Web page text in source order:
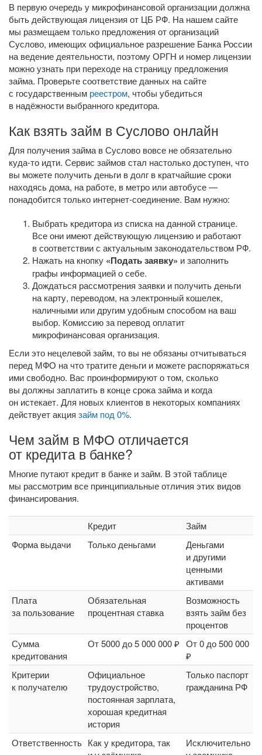
В первую очередь у микрофинансовой организации должна
быть действующая лицензия от ЦБ РФ. На нашем сайте
мы размещаем только предложения от организаций
Суслово, имеющих официальное разрешение Банка России
на ведение деятельности, поэтому ОРГН и номер лицензии
можно узнать при переходе на страницу предложения
займа. Проверьте соответствие данных на сайте
с государственным реестром, чтобы убедиться
в надёжности выбранного кредитора.
Как взять займ в Суслово онлайн
Для получения займа в Суслово вовсе не обязательно
куда-то идти. Сервис займов стал настолько доступен, что
вы можете получить деньги в долг в кратчайшие сроки
находясь дома, на работе, в метро или автобусе —
понадобится только интернет-соединение. Вам нужно:
Выбрать кредитора из списка на данной странице.
Все они имеют действующую лицензию и работают
в соответствии с актуальным законодательством РФ.
Нажать на кнопку «Подать заявку» и заполнить
графы информацией о себе.
Дождаться рассмотрения заявки и получить деньги
на карту, переводом, на электронный кошелек,
наличными или другим удобным способом на ваш
выбор. Комиссию за перевод оплатит
микрофинансовая организация.
Если это нецелевой займ, то вы не обязаны отчитываться
перед МФО на что тратите деньги и можете распоряжаться
ими свободно. Вас проинформируют о том, сколько
вы должны заплатить в конце срока займа и когда
он истекает. Для новых клиентов в некоторых компаниях
действует акция займ под 0%.
Чем займ в МФО отличается
от кредита в банке?
Многие путают кредит в банке и займ. В этой таблице
мы рассмотрим все принципиальные отличия этих видов
финансирования.
Кредит
Займ
Форма выдачи
Только деньгами
Деньгами
и другими
ценными
активами
Плата
за пользование
Обязательная
процентная ставка
Возможность
взять займ без
процентов
Сумма
кредитования
От 5000 до 5 000 000 ₽ От 0 до 500 000
₽
Критерии
к получателю
Официальное
трудоустройство,
постоянная зарплата,
хорошая кредитная
история
Только паспорт
гражданина РФ
Ответственность Как у кредитора, так
Исключительно